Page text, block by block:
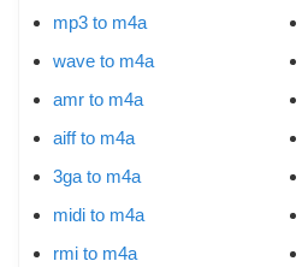
mp3 to m4a
wave to m4a
amr to m4a
aiff to m4a
3ga to m4a
midi to m4a
rmi to m4a